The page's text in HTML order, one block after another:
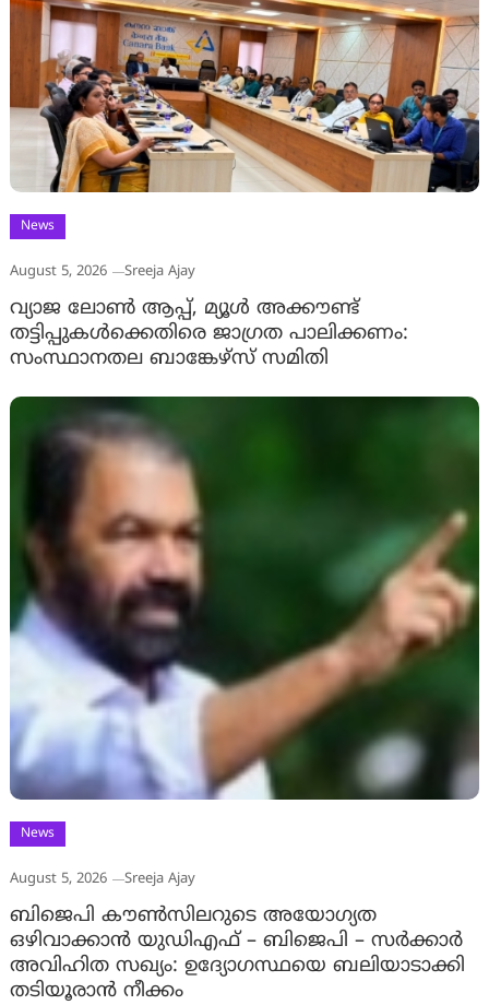
News
August 5, 2026 Sreeja Ajay
വ്യാജ ലോൺ ആപ്പ്, മ്യൂൾ അക്കൗണ്ട്
തട്ടിപ്പുകൾക്കെതിരെ ജാ​ഗ്രത പാലിക്കണം:
സംസ്ഥാനതല ബാങ്കേഴ്സ് സമിതി
News
August 5, 2026 Sreeja Ajay
ബിജെപി കൗൺസിലറുടെ അയോഗ്യത
ഒഴിവാക്കാൻ യുഡിഎഫ് – ബിജെപി – സർക്കാർ
അവിഹിത സഖ്യം: ഉദ്യോഗസ്ഥയെ ബലിയാടാക്കി
തടിയൂരാൻ നീക്കം